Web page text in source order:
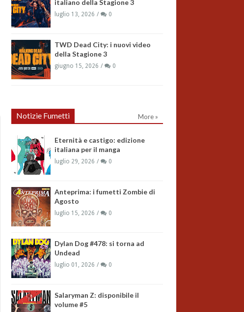
italiano della Stagione 3
luglio 13, 2026 0
TWD Dead City: i nuovi video
della Stagione 3
giugno 15, 2026 0
Notizie Fumetti More »
Eternità e castigo: edizione
italiana per il manga
luglio 29, 2026 0
Anteprima: i fumetti Zombie di
Agosto
luglio 15, 2026 0
Dylan Dog #478: si torna ad
Undead
luglio 01, 2026 0
Salaryman Z: disponibile il
volume #5